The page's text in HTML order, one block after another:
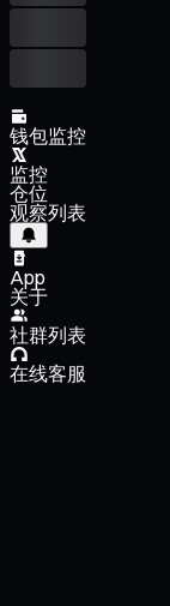
钱包监控
监控
仓位
观察列表
App
关于
社群列表
在线客服